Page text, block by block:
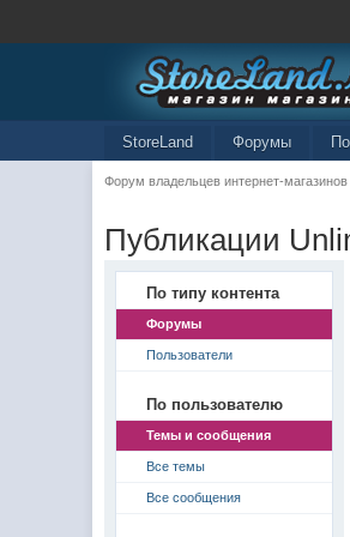
StoreLand Форумы
Форум владельцев интернет-магазинов
Публикации
По типу контента
Форумы
Пользователи
По пользователю
Темы и сообщения
Все темы
Все сообщения